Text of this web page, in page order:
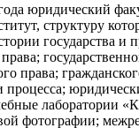
юридический
структуру
государства и
права;
процесса;
лаборатории
фотографии;